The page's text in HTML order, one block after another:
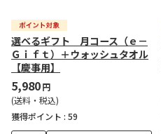
選べるギフト 月コース（ｅ－
Ｇｉｆｔ）＋ウォッシュタオル
【慶事用】
5,980円
(送料・税込)
獲得ポイント : 59